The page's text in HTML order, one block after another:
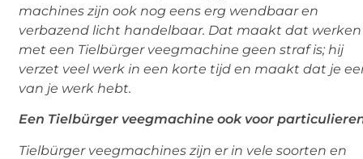
machines zijn ook nog eens erg wendbaar en
verbazend licht handelbaar. Dat maakt dat werken
met een Tielbürger veegmachine geen straf is; hij
verzet veel werk in een korte tijd en maakt dat je
van je werk hebt.
Een Tielbürger veegmachine ook voor
Tielbürger veegmachines zijn er in vele soorten en